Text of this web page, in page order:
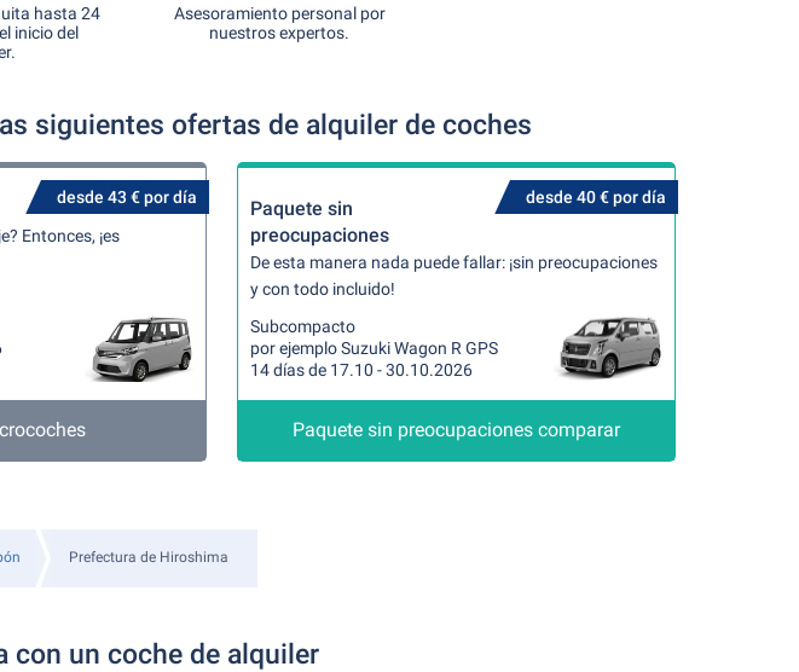
hasta 24
inicio del
Asesoramiento personal por
nuestros expertos.
siguientes ofertas de alquiler de coches
desde 43 € por día
Entonces, ¡es
desde 40 € por día
Paquete sin
preocupaciones
De esta manera nada puede fallar: ¡sin preocupaciones
y con todo incluido!
Subcompacto
por ejemplo Suzuki Wagon R GPS
14 días de 17.10 - 30.10.2026
Paquete sin preocupaciones comparar
Prefectura de Hiroshima
con un coche de alquiler